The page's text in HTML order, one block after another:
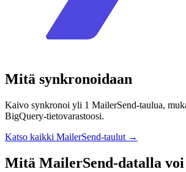
Mitä synkronoidaan
Kaivo synkronoi yli 1 MailerSend-taulua,
BigQuery-tietovarastoosi.
Katso kaikki MailerSend-taulut →
Mitä MailerSend-datalla voi